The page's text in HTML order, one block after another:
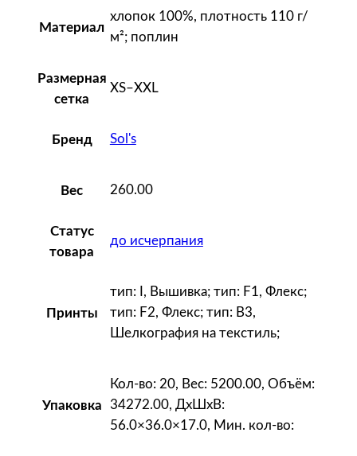
o
Материал
хлопок 100%, плотность 110 г/
м²; поплин
Размерная
сетка
XS–XXL
Бренд Sol's
Вес 260.00
Статус
товара
до исчерпания
Принты
тип: I, Вышивка; тип: F1, Флекс;
тип: F2, Флекс; тип: B3,
Шелкография на текстиль;
Упаковка
Кол-во: 20, Вес: 5200.00, Объём:
34272.00, ДxШxВ:
56.0×36.0×17.0, Мин. кол-во: